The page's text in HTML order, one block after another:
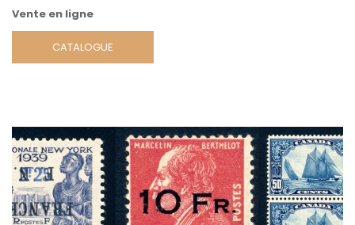
Vente en ligne
CATALOGUE